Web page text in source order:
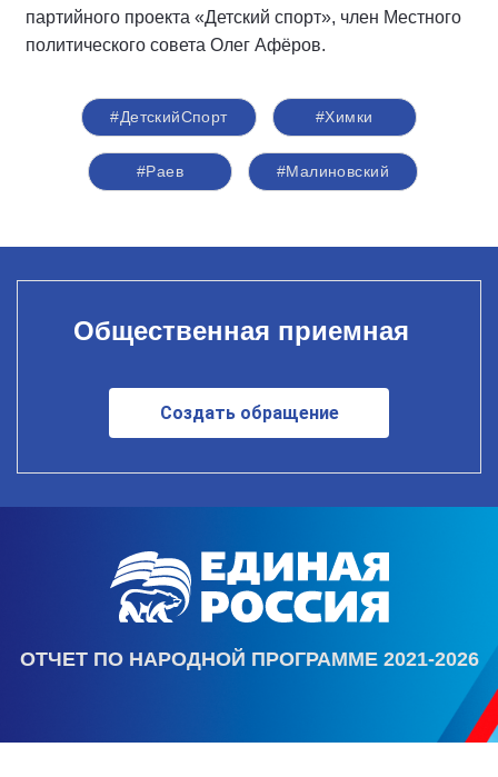
партийного проекта «Детский спорт», член Местного
политического совета Олег Афёров.
#ДетскийСпорт #Химки
#Раев #Малиновский
Общественная приемная
Создать обращение
ОТЧЕТ ПО НАРОДНОЙ ПРОГРАММЕ 2021-2026